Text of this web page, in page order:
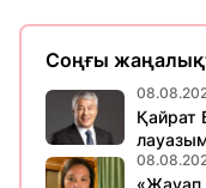
Соңғы
Қайрат